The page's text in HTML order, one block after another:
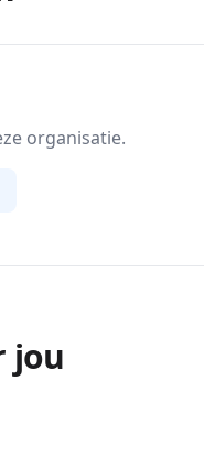
organisatie.
jou